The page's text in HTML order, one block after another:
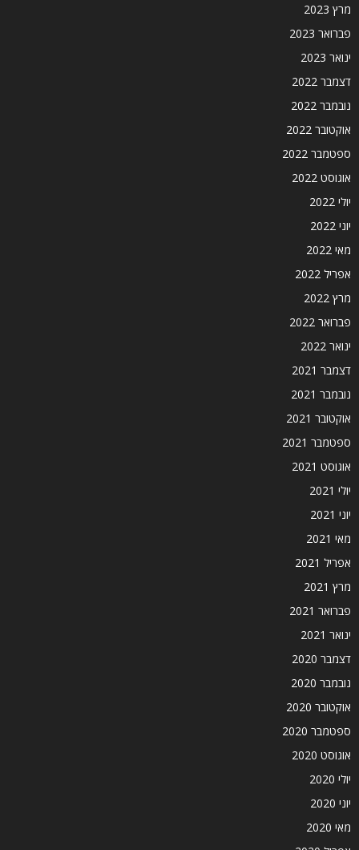
מרץ 2023
פברואר 2023
ינואר 2023
דצמבר 2022
נובמבר 2022
אוקטובר 2022
ספטמבר 2022
אוגוסט 2022
יולי 2022
יוני 2022
מאי 2022
אפריל 2022
מרץ 2022
פברואר 2022
ינואר 2022
דצמבר 2021
נובמבר 2021
אוקטובר 2021
ספטמבר 2021
אוגוסט 2021
יולי 2021
יוני 2021
מאי 2021
אפריל 2021
מרץ 2021
פברואר 2021
ינואר 2021
דצמבר 2020
נובמבר 2020
אוקטובר 2020
ספטמבר 2020
אוגוסט 2020
יולי 2020
יוני 2020
מאי 2020